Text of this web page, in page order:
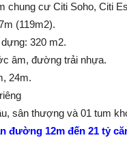
chung cư Citi Soho, Citi
(119m2).
320 m2.
âm, đường trải nhựa.
24m.
sân thượng và 01 tum
đường 12m đến 21 tỷ